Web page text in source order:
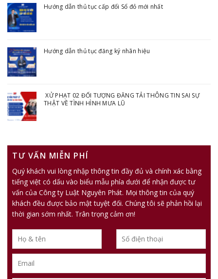
Hướng dẫn thủ tục cấp đổi Sổ đỏ mới nhất
Hướng dẫn thủ tục đăng ký nhãn hiệu
XỬ PHẠT 02 ĐỐI TƯỢNG ĐĂNG TẢI THÔNG TIN SAI SỰ
THẬT VỀ TÌNH HÌNH MƯA LŨ
TƯ VẤN MIỄN PHÍ
Quý khách vui lòng nhập thông tin đầy đủ và chính xác bằng
tiếng việt có dấu vào biểu mẫu phía dưới để nhận được tư
vấn của Công ty Luật Nguyên Phát. Mọi thông tin của quý
khách đều được bảo mật tuyệt đối. Chúng tôi sẽ phản hồi lại
thời gian sớm nhất. Trân trọng cảm ơn!